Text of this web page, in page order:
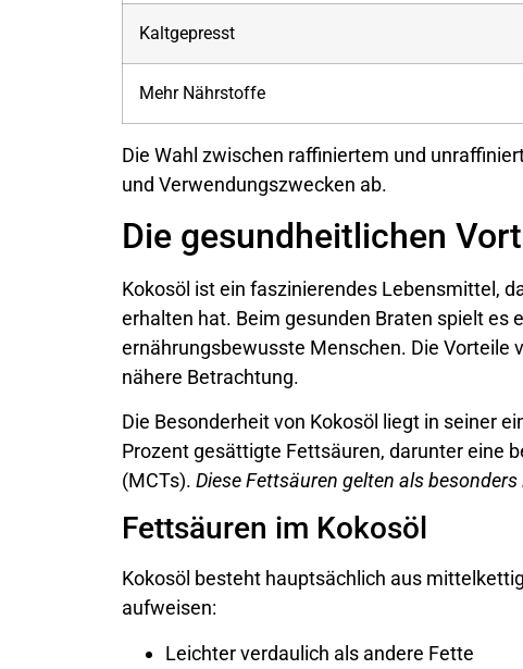
Kaltgepresst
Mehr Nährstoffe
Die Wahl zwischen raffiniertem und
und Verwendungszwecken ab.
Die gesundheitlichen
Kokosöl ist ein faszinierendes Lebensmittel,
erhalten hat. Beim gesunden Braten spielt es
ernährungsbewusste Menschen. Die Vorteile
nähere Betrachtung.
Die Besonderheit von Kokosöl liegt in seiner
Prozent gesättigte Fettsäuren, darunter eine
(MCTs). Diese Fettsäuren gelten als
Fettsäuren im Kokosöl
Kokosöl besteht hauptsächlich aus
aufweisen:
Leichter verdaulich als andere Fette